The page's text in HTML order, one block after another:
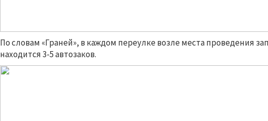
По словам «Граней», в каждом переулке возле места проведения
находится 3-5 автозаков.